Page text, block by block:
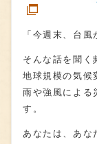
「今週末、台風
そんな話を聞く
地球規模の気候
雨や強風による
す。
あなたは、あな